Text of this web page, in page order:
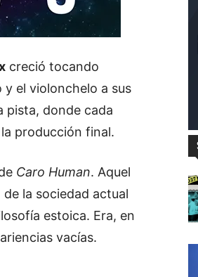
creció tocando
el violonchelo a sus
pista, donde cada
producción final.
Caro Human. Aquel
la sociedad actual
estoica. Era, en
vacías.